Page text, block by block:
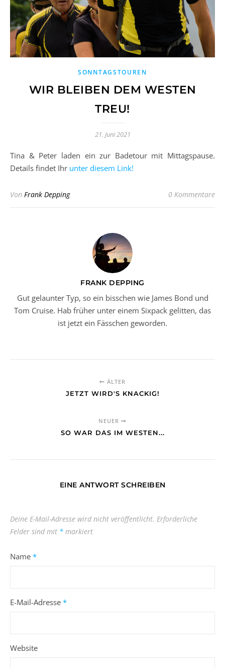
SONNTAGSTOUREN
WIR BLEIBEN DEM WESTEN
TREU!
21. Juni 2021
Tina & Peter laden ein zur Badetour mit Mittagspause.
Details findet Ihr unter diesem Link!
Von Frank Depping 0 Kommentare
FRANK DEPPING
Gut gelaunter Typ, so ein bisschen wie James Bond und
Tom Cruise. Hab früher unter einem Sixpack gelitten, das
ist jetzt ein Fässchen geworden.
ÄLTER
JETZT WIRD'S KNACKIG!
NEUER
SO WAR DAS IM WESTEN...
EINE ANTWORT SCHREIBEN
Deine E-Mail-Adresse wird nicht veröffentlicht. Erforderliche
Felder sind mit * markiert
Name *
E-Mail-Adresse *
Website